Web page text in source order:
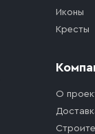
Иконы
Кресты
О